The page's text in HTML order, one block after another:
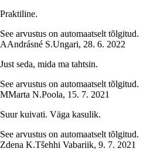
Praktiline.
See arvustus on automaatselt tõlgitud.
AAndrásné S.Ungari, 28. 6. 2022
Just seda, mida ma tahtsin.
See arvustus on automaatselt tõlgitud.
MMarta N.Poola, 15. 7. 2021
Suur kuivati. Väga kasulik.
See arvustus on automaatselt tõlgitud.
Zdena K.Tšehhi Vabariik, 9. 7. 2021